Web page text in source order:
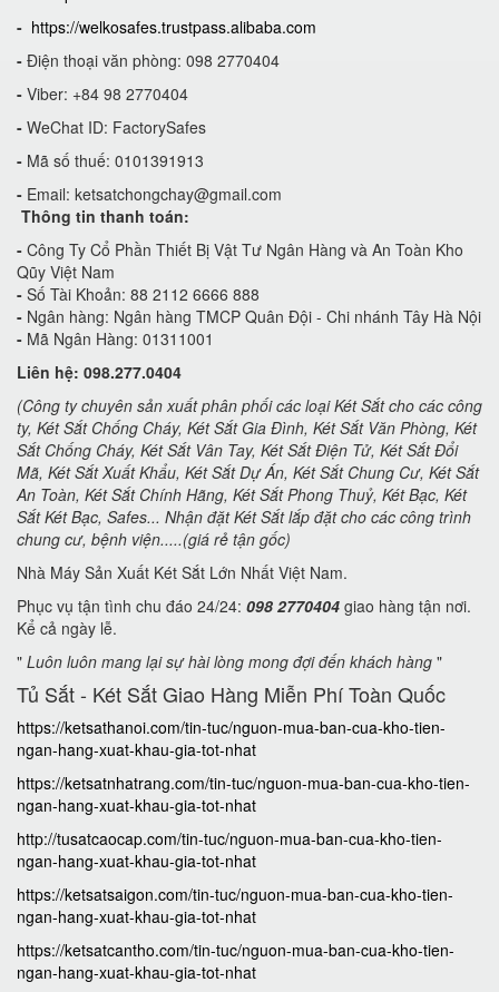
- https://welkosafes.trustpass.alibaba.com
- Điện thoại văn phòng: 098 2770404
- Viber: +84 98 2770404
- WeChat ID: FactorySafes
- Mã số thuế: 0101391913
- Email: ketsatchongchay@gmail.com
Thông tin thanh toán:
- Công Ty Cổ Phần Thiết Bị Vật Tư Ngân Hàng và An Toàn Kho
Qũy Việt Nam
- Số Tài Khoản: 88 2112 6666 888
- Ngân hàng: Ngân hàng TMCP Quân Đội - Chi nhánh Tây Hà Nội
- Mã Ngân Hàng: 01311001
Liên hệ: 098.277.0404
(Công ty chuyên sản xuất phân phối các loại Két Sắt cho các công
ty, Két Sắt Chống Cháy, Két Sắt Gia Đình, Két Sắt Văn Phòng, Két
Sắt Chống Cháy, Két Sắt Vân Tay, Két Sắt Điện Tử, Két Sắt Đổi
Mã, Két Sắt Xuất Khẩu, Két Sắt Dự Án, Két Sắt Chung Cư, Két Sắt
An Toàn, Két Sắt Chính Hãng, Két Sắt Phong Thuỷ, Két Bạc, Két
Sắt Két Bạc, Safes... Nhận đặt Két Sắt lắp đặt cho các công trình
chung cư, bệnh viện.....(giá rẻ tận gốc)
Nhà Máy Sản Xuất Két Sắt Lớn Nhất Việt Nam.
Phục vụ tận tình chu đáo 24/24: 098 2770404 giao hàng tận nơi.
Kể cả ngày lễ.
" Luôn luôn mang lại sự hài lòng mong đợi đến khách hàng "
Tủ Sắt - Két Sắt Giao Hàng Miễn Phí Toàn Quốc
https://ketsathanoi.com/tin-tuc/nguon-mua-ban-cua-kho-tien-
ngan-hang-xuat-khau-gia-tot-nhat
https://ketsatnhatrang.com/tin-tuc/nguon-mua-ban-cua-kho-tien-
ngan-hang-xuat-khau-gia-tot-nhat
http://tusatcaocap.com/tin-tuc/nguon-mua-ban-cua-kho-tien-
ngan-hang-xuat-khau-gia-tot-nhat
https://ketsatsaigon.com/tin-tuc/nguon-mua-ban-cua-kho-tien-
ngan-hang-xuat-khau-gia-tot-nhat
https://ketsatcantho.com/tin-tuc/nguon-mua-ban-cua-kho-tien-
ngan-hang-xuat-khau-gia-tot-nhat